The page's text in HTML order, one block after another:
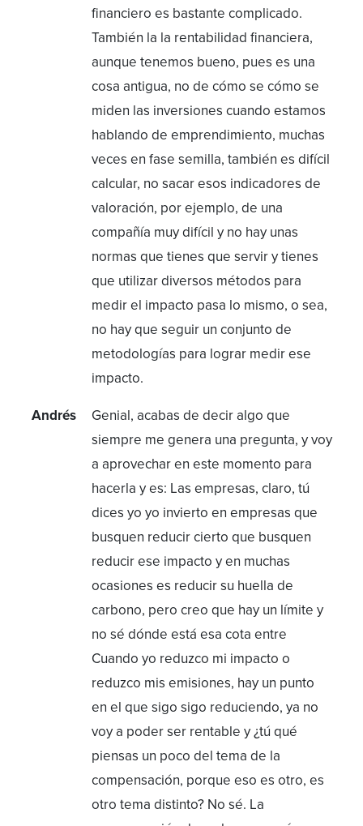
financiero es bastante complicado.
También la la rentabilidad financiera,
aunque tenemos bueno, pues es una
cosa antigua, no de cómo se cómo se
miden las inversiones cuando estamos
hablando de emprendimiento, muchas
veces en fase semilla, también es difícil
calcular, no sacar esos indicadores de
valoración, por ejemplo, de una
compañía muy difícil y no hay unas
normas que tienes que servir y tienes
que utilizar diversos métodos para
medir el impacto pasa lo mismo, o sea,
no hay que seguir un conjunto de
metodologías para lograr medir ese
impacto.
Andrés
Genial, acabas de decir algo que
siempre me genera una pregunta, y voy
a aprovechar en este momento para
hacerla y es: Las empresas, claro, tú
dices yo yo invierto en empresas que
busquen reducir cierto que busquen
reducir ese impacto y en muchas
ocasiones es reducir su huella de
carbono, pero creo que hay un límite y
no sé dónde está esa cota entre
Cuando yo reduzco mi impacto o
reduzco mis emisiones, hay un punto
en el que sigo sigo reduciendo, ya no
voy a poder ser rentable y ¿tú qué
piensas un poco del tema de la
compensación, porque eso es otro, es
otro tema distinto? No sé. La